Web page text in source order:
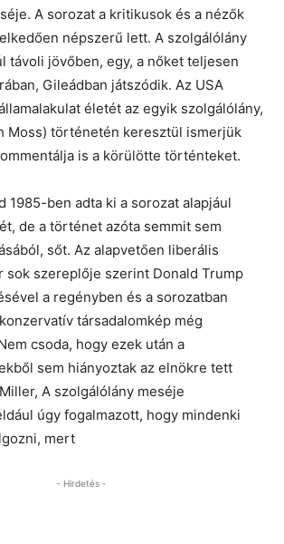
A sorozat a kritikusok és a nézők
népszerű lett. A szolgálólány
távoli jövőben, egy, a nőket teljesen
Gileádban játszódik. Az USA
életét az egyik szolgálólány,
Moss) történetén keresztül ismerjük
is a körülötte történteket.
1985-ben adta ki a sorozat alapjául
de a történet azóta semmit sem
sőt. Az alapvetően liberális
sok szereplője szerint Donald Trump
a regényben és a sorozatban
társadalomkép még
csoda, hogy ezek után a
sem hiányoztak az elnökre tett
A szolgálólány meséje
úgy fogalmazott, hogy mindenki
mert
- Hirdetés -